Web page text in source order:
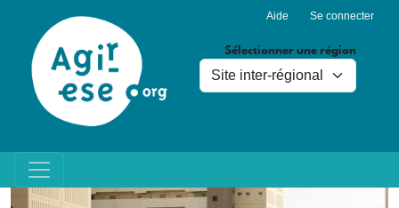
Aller au contenu principal
Aide Se connecter
Sélectionner une région